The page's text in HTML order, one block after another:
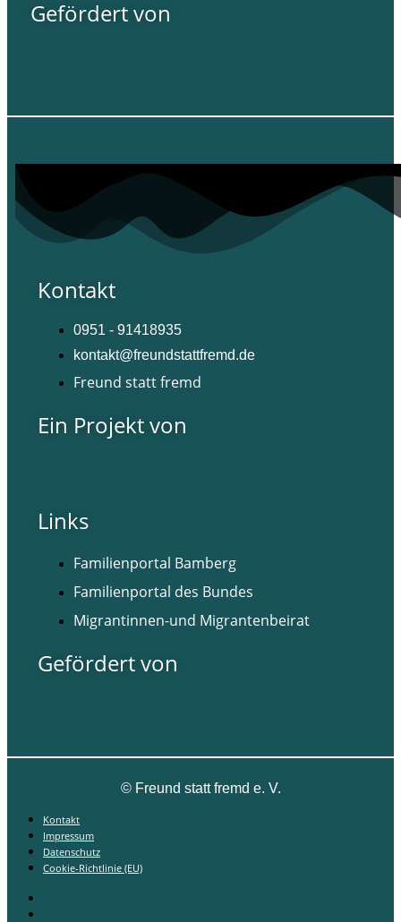
Gefördert von
Kontakt
0951 - 91418935
kontakt@freundstattfremd.de
Freund statt fremd
Ein Projekt von
Links
Familienportal Bamberg
Familienportal des Bundes
Migrantinnen-und Migrantenbeirat
Gefördert von
©Freund statt fremd e. V.
Kontakt
Impressum
Datenschutz
Cookie-Richtlinie (EU)